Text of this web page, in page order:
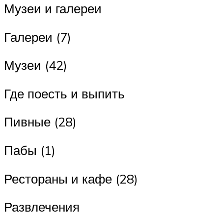
Музеи и галереи
Галереи (7)
Музеи (42)
Где поесть и выпить
Пивные (28)
Пабы (1)
Рестораны и кафе (28)
Развлечения